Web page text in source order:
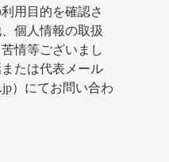
用目的を確認さ
個人情報の取扱
情等ございまし
たは代表メール
）にてお問い合わ